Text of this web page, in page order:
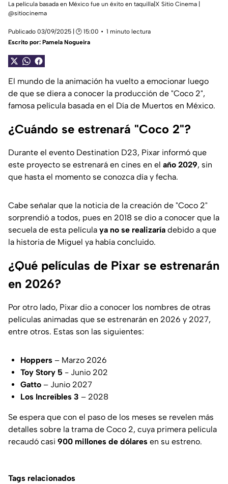
La película basada en México fue un éxito en taquilla|X Sitio Cinema |
@sitiocinema
Publicado 03/09/2025 | 🕑 15:00
1 minuto lectura
Escrito por: Pamela Nogueira
El mundo de la animación ha vuelto a emocionar luego
de que se diera a conocer la producción de "Coco 2",
famosa película basada en el Día de Muertos en México.
¿Cuándo se estrenará "Coco 2"?
Durante el evento Destination D23, Pixar informó que
este proyecto se estrenará en cines en el año 2029, sin
que hasta el momento se conozca día y fecha.
Cabe señalar que la noticia de la creación de "Coco 2"
sorprendió a todos, pues en 2018 se dio a conocer que la
secuela de esta película ya no se realizaría debido a que
la historia de Miguel ya había concluido.
¿Qué películas de Pixar se estrenarán
en 2026?
Por otro lado, Pixar dio a conocer los nombres de otras
películas animadas que se estrenarán en 2026 y 2027,
entre otros. Estas son las siguientes:
Hoppers – Marzo 2026
Toy Story 5 - Junio 202
Gatto – Junio 2027
Los Increíbles 3 – 2028
Se espera que con el paso de los meses se revelen más
detalles sobre la trama de Coco 2, cuya primera película
recaudó casi 900 millones de dólares en su estreno.
Tags relacionados